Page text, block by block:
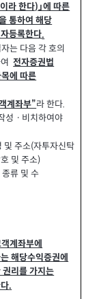
라 한다)」에 따른
통하여 해당
등록한다.
는 다음 각 호의
전자증권법
에 따른
계좌부”라 한다.
성ㆍ비치하여야
및 주소(자투자신탁
및 주소)
종류 및 수
계좌부에
해당수익증권에
권리를 가지는
.